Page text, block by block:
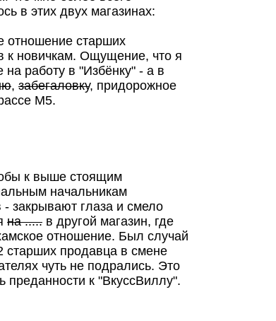
в этих двух магазинах:
отношение старших
к новичкам. Ощущение, что я
работу в "Избёнку" - а в
, забегаловку, придорожное
М5.
к выше стоящим
начальникам
- закрывают глаза и смело
на ..... в другой магазин, где
отношение. Был случай
старших продавца в смене
чуть не подрались. Это
преданности к "ВкуссВиллу".